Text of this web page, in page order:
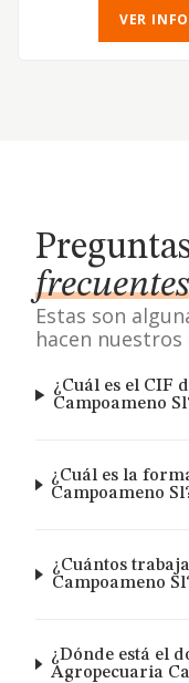
VER
frecuentes
Estas son
hacen nuestros
¿Cuál es el CIF
Campoameno
¿Cuál es la
Campoameno
¿Cuántos
Campoameno
¿Dónde está el
Agropecuaria